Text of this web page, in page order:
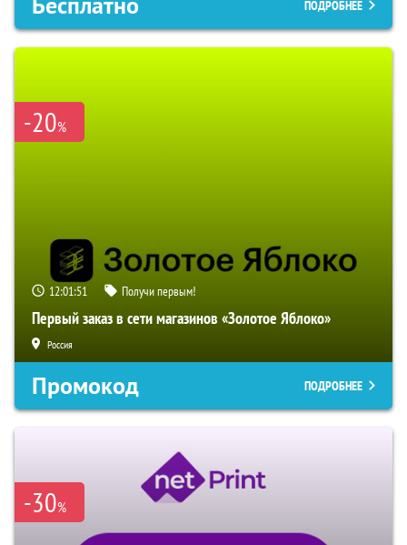
ПОДРОБНЕЕ
-20%
12:01:50 Получи первым!
Первый заказ в сети магазинов «Золотое Яблоко»
Россия
Промокод ПОДРОБНЕЕ
-30%